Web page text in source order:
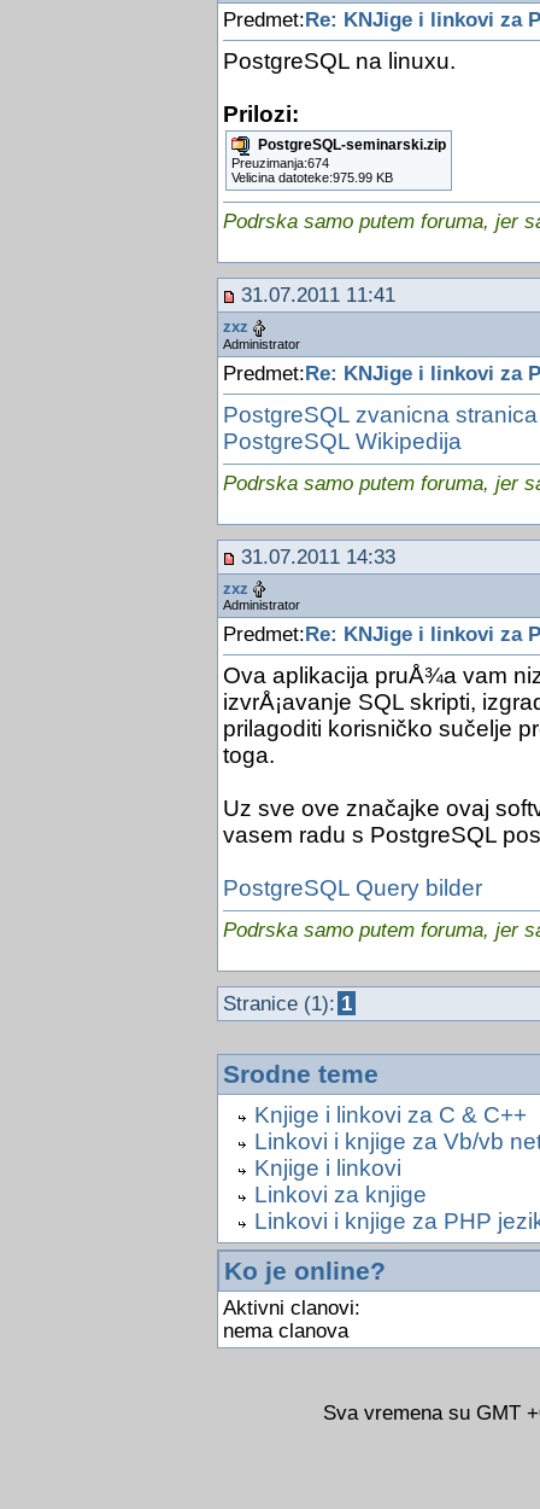
Predmet: Re: KNJige i linkovi za
PostgreSQL na linuxu.
Prilozi:
PostgreSQL-seminarski.zip
Preuzimanja:674
Velicina datoteke:975.99 KB
Podrska samo putem foruma, jer
31.07.2011 11:41
zxz
Administrator
Predmet:Re: KNJige i linkovi za
PostgreSQL zvanicna stranica
PostgreSQL Wikipedija
Podrska samo putem foruma, jer
31.07.2011 14:33
zxz
Administrator
Predmet: Re: KNJige i linkovi za
Ova aplikacija pruÅ¾a vam
izvrÅ¡avanje SQL skripti,
prilagoditi korisničko sučelje
toga.
Uz sve ove značajke ovaj
vasem radu s PostgreSQL
PostgreSQL Query bilder
Podrska samo putem foruma, jer
Stranice (1): 1
Srodne teme
Knjige i linkovi za C & C++
Linkovi i knjige za Vb/vb
Knjige i linkovi
Linkovi za knjige
Linkovi i knjige za PHP
Ko je online?
Aktivni clanovi:
nema clanova
Sva vremena su GMT